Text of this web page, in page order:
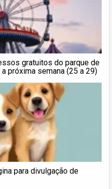
gratuitos do parque de
próxima semana (25 a 29)
para divulgação de